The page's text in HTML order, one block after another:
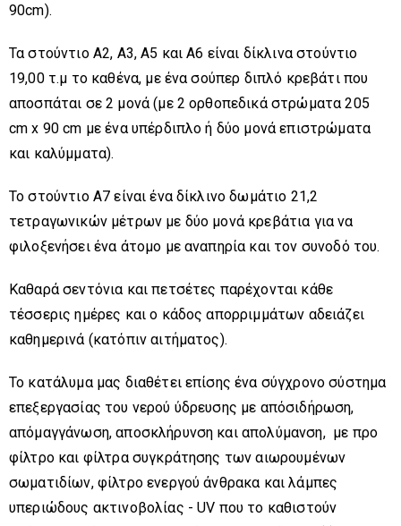
90cm).
Τα στούντιο Α2, Α3, Α5 και Α6 είναι δίκλινα στούντιο
19,00 τ.μ το καθένα, με ένα σούπερ διπλό κρεβάτι που
αποσπάται σε 2 μονά (με 2 ορθοπεδικά στρώματα 205
cm x 90 cm με ένα υπέρδιπλο ή δύο μονά επιστρώματα
και καλύμματα).
Το στούντιο Α7 είναι ένα δίκλινο δωμάτιο 21,2
τετραγωνικών μέτρων με δύο μονά κρεβάτια για να
φιλοξενήσει ένα άτομο με αναπηρία και τον συνοδό του.
Καθαρά σεντόνια και πετσέτες παρέχονται κάθε
τέσσερις ημέρες και ο κάδος απορριμμάτων αδειάζει
καθημερινά (κατόπιν αιτήματος).
Το κατάλυμα μας διαθέτει επίσης ένα σύγχρονο σύστημα
επεξεργασίας του νερού ύδρευσης με απόσιδήρωση,
απόμαγγάνωση, αποσκλήρυνση και απολύμανση, με προ
φίλτρο και φίλτρα συγκράτησης των αιωρουμένων
σωματιδίων, φίλτρο ενεργού άνθρακα και λάμπες
υπεριώδους ακτινοβολίας - UV που το καθιστούν